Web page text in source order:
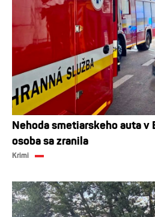
Nehoda smetiarskeho auta v
osoba sa zranila
Krimi